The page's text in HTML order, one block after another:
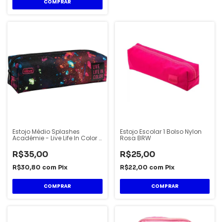
Estojo Médio Splashes
Académie - Live Life In Color -
R$35,00
R$30,80 com Pix
Estojo Escolar 1 Bolso Nylon
Rosa BRW
R$25,00
R$22,00 com Pix